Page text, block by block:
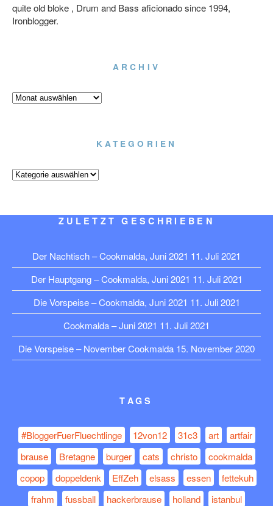
quite old bloke , Drum and Bass aficionado since 1994,
Ironblogger.
ARCHIV
Archiv
KATEGORIEN
Kategorien
ZULETZT GESCHRIEBEN
Der Nachtisch – Cookmalda, Juni 2021 11. Juli 2021
Der Hauptgang – Cookmalda, Juni 2021 11. Juli 2021
Die Vorspeise – Cookmalda, Juni 2021 11. Juli 2021
Cookmalda – Juni 2021 11. Juli 2021
Die Vorspeise – November Cookmalda 15. November 2020
TAGS
#BloggerFuerFluechtlinge 12von12 31c3 art
artfair
brause
Bretagne burger cats christo
cookmalda
copop
doppeldenk EffZeh elsass essen
fettekuh
frahm
fussball hackerbrause holland
istanbul